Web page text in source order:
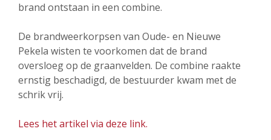
brand ontstaan in een combine.
De brandweerkorpsen van Oude- en Nieuwe
Pekela wisten te voorkomen dat de brand
oversloeg op de graanvelden. De combine raakte
ernstig beschadigd, de bestuurder kwam met de
schrik vrij.
Lees het artikel via deze link.